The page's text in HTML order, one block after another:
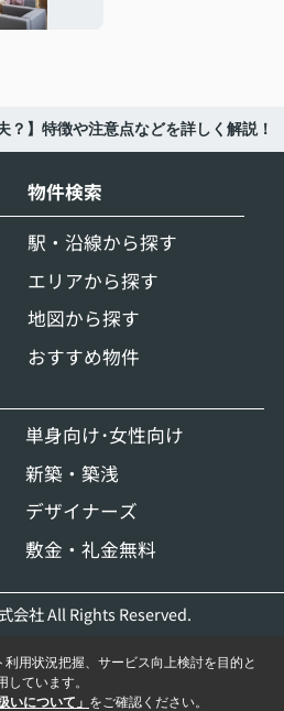
？】特徴や注意点などを詳しく解説！
物件検索
駅・沿線から探す
エリアから探す
地図から探す
おすすめ物件
単身向け･女性向け
新築・築浅
デザイナーズ
敷金・礼金無料
会社 All Rights Reserved.
用状況把握、サービス向上検討を目的と
ています。
いについて」 をご確認ください。